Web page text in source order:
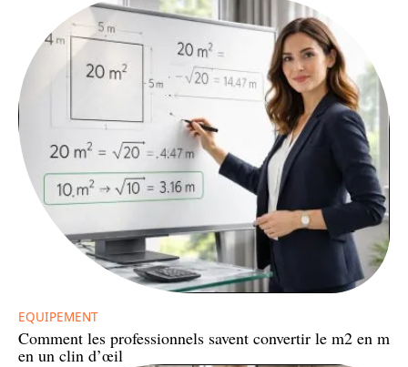
EQUIPEMENT
Comment les professionnels savent convertir le m2 en m
en un clin d’œil